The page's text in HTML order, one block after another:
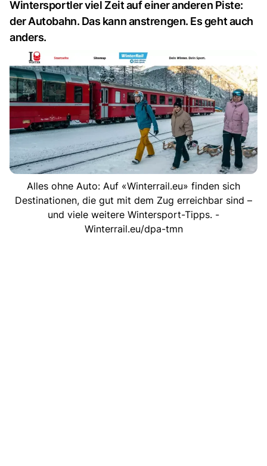
Wintersportler viel Zeit auf einer anderen Piste:
der Autobahn. Das kann anstrengen. Es geht auch
anders.
Alles ohne Auto: Auf «Winterrail.eu» finden sich
Destinationen, die gut mit dem Zug erreichbar sind –
und viele weitere Wintersport-Tipps. -
Winterrail.eu/dpa-tmn